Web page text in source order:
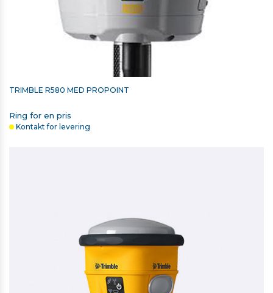
750,00 kr. ekskl. moms
TRIMBLE R580 MED PROPOINT
Ring for en pris
Kontakt for levering